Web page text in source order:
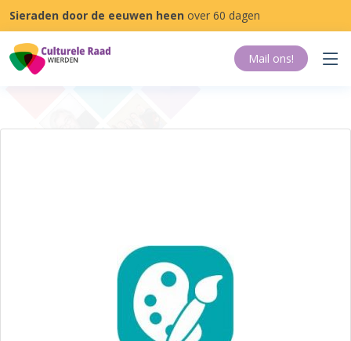
Sieraden door de eeuwen heen over 60 dagen
Mail ons!